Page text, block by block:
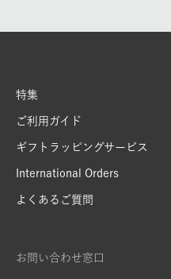
特集
ご利用ガイド
ギフトラッピングサービス
International Orders
よくあるご質問
お問い合わせ窓口